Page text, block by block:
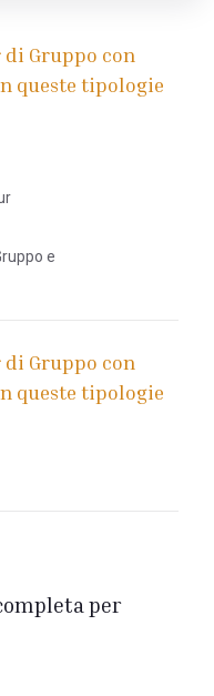
Gruppo con
queste tipologie
e
Gruppo con
queste tipologie
per